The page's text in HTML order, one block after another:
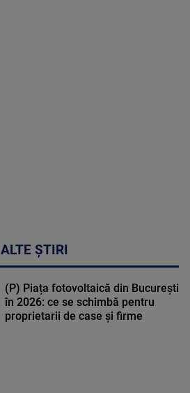
ALTE ȘTIRI
(P) Piața fotovoltaică din București
în 2026: ce se schimbă pentru
proprietarii de case și firme